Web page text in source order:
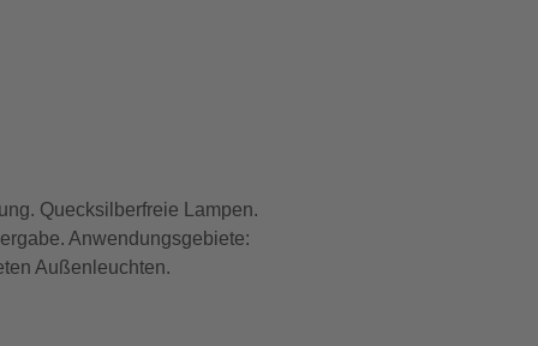
Quecksilberfreie Lampen.
Anwendungsgebiete:
Außenleuchten.